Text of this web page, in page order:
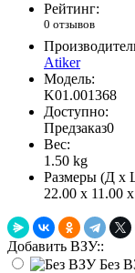
Рейтинг:
0 отзывов
Atiker
Модель:
K01.001368
Доступно:
Предзаказ0
Вес:
1.50 kg
Размеры (Д x
22.00 x 11.00
Добавить ВЗУ::
Без